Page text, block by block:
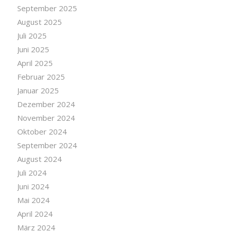
September 2025
August 2025
Juli 2025
Juni 2025
April 2025
Februar 2025
Januar 2025
Dezember 2024
November 2024
Oktober 2024
September 2024
August 2024
Juli 2024
Juni 2024
Mai 2024
April 2024
März 2024